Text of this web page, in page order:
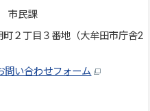
市民課
２丁目３番地（大牟田市庁舎2
問い合わせフォーム